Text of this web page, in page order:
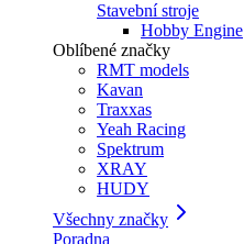
Stavební stroje
Hobby Engine
Oblíbené značky
RMT models
Kavan
Traxxas
Yeah Racing
Spektrum
XRAY
HUDY
Všechny značky
Poradna